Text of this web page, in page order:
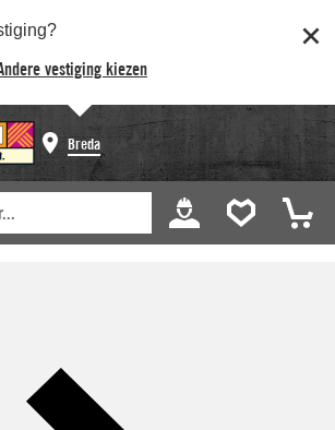
vestiging kiezen
Breda